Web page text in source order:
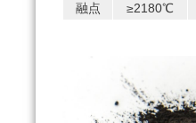
融点 ≥2180℃